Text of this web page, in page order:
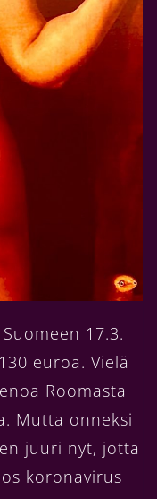
17.3.
euroa. Vielä
Roomasta
Mutta onneksi
juuri nyt, jotta
koronavirus